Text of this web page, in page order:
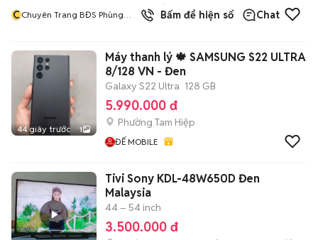
CChuyên Trang BĐS Phùng
8
đã
bán
Bấm để hiện số Chat
44 giây trước 1
Máy thanh lý 🍁 SAMSUNG S22 ULTRA
8/128 VN - Đen
Galaxy S22 Ultra 128 GB
5.990.000 đ
Phường Tam Hiệp
ĐẾ MOBILE
Tivi Sony KDL-48W650D Đen
Malaysia
44 – 54 inch
3.500.000 đ